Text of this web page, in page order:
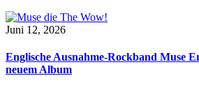
Juni 12, 2026
Englische Ausnahme-Rockband Muse
neuem Album